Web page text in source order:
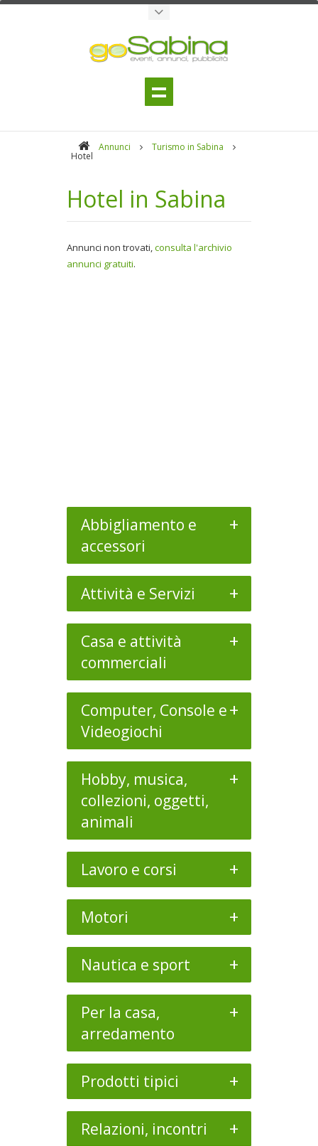
Annunci Turismo in Sabina
Hotel
Hotel in Sabina
Annunci non trovati,consulta l'archivio
annunci gratuiti.
Abbigliamento e
accessori
+
Attività e Servizi +
Casa e attività
commerciali
+
Computer, Console e
Videogiochi
+
Hobby, musica,
collezioni, oggetti,
animali
+
Lavoro e corsi +
Motori +
Nautica e sport +
Per la casa,
arredamento
+
Prodotti tipici +
Relazioni, incontri +